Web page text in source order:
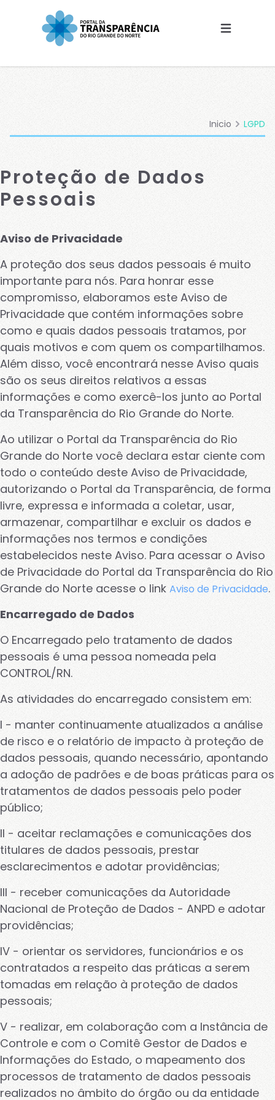
Inicio LGPD
Proteção de Dados
Pessoais
Aviso de Privacidade
A proteção dos seus dados pessoais é muito
importante para nós. Para honrar esse
compromisso, elaboramos este Aviso de
Privacidade que contém informações sobre
como e quais dados pessoais tratamos, por
quais motivos e com quem os compartilhamos.
Além disso, você encontrará nesse Aviso quais
são os seus direitos relativos a essas
informações e como exercê-los junto ao Portal
da Transparência do Rio Grande do Norte.
Ao utilizar o Portal da Transparência do Rio
Grande do Norte você declara estar ciente com
todo o conteúdo deste Aviso de Privacidade,
autorizando o Portal da Transparência, de forma
livre, expressa e informada a coletar, usar,
armazenar, compartilhar e excluir os dados e
informações nos termos e condições
estabelecidos neste Aviso. Para acessar o Aviso
de Privacidade do Portal da Transparência do Rio
Grande do Norte acesse o link Aviso de Privacidade.
Encarregado de Dados
O Encarregado pelo tratamento de dados
pessoais é uma pessoa nomeada pela
CONTROL/RN.
As atividades do encarregado consistem em:
I - manter continuamente atualizados a análise
de risco e o relatório de impacto à proteção de
dados pessoais, quando necessário, apontando
a adoção de padrões e de boas práticas para os
tratamentos de dados pessoais pelo poder
público;
II - aceitar reclamações e comunicações dos
titulares de dados pessoais, prestar
esclarecimentos e adotar providências;
III - receber comunicações da Autoridade
Nacional de Proteção de Dados - ANPD e adotar
providências;
IV - orientar os servidores, funcionários e os
contratados a respeito das práticas a serem
tomadas em relação à proteção de dados
pessoais;
V - realizar, em colaboração com a Instância de
Controle e com o Comitê Gestor de Dados e
Informações do Estado, o mapeamento dos
processos de tratamento de dados pessoais
realizados no âmbito do órgão ou da entidade